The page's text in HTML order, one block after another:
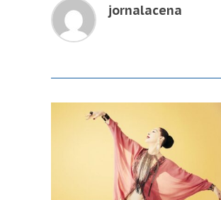
jornalacena